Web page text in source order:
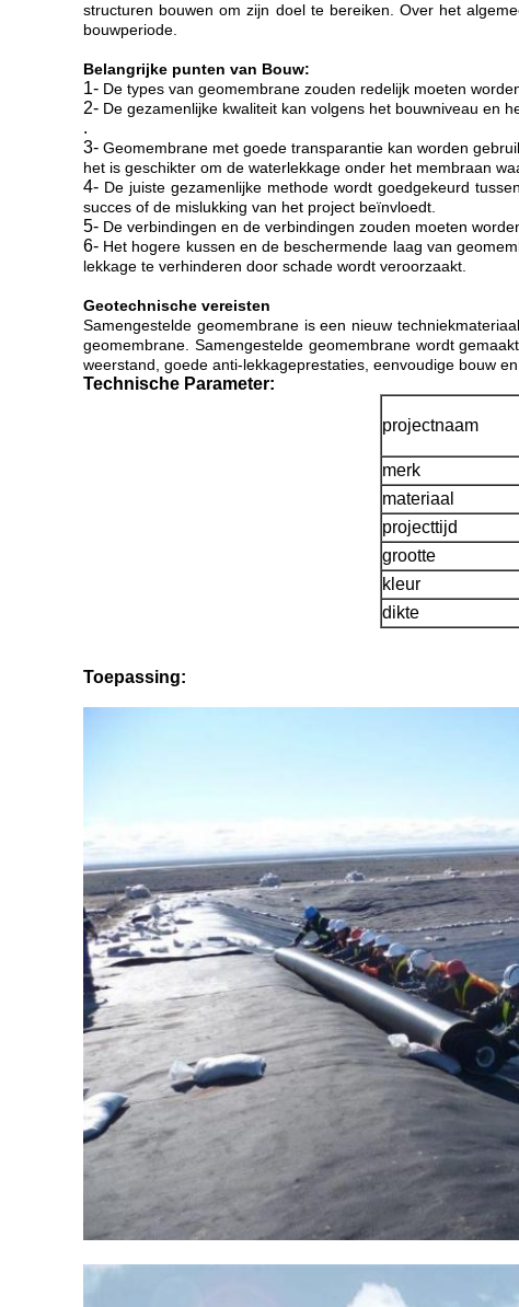
structuren bouwen om zijn doel te bereiken. Over het
bouwperiode.
Belangrijke punten van Bouw:
1- De types van geomembrane zouden redelijk moeten
2- De gezamenlijke kwaliteit kan volgens het bouwniveau en
.
3- Geomembrane met goede transparantie kan worden
het is geschikter om de waterlekkage onder het membraan
4- De juiste gezamenlijke methode wordt goedgekeurd
succes of de mislukking van het project beïnvloedt.
5- De verbindingen en de verbindingen zouden moeten
6- Het hogere kussen en de beschermende laag van
lekkage te verhinderen door schade wordt veroorzaakt.
Geotechnische vereisten
Samengestelde geomembrane is een nieuw
geomembrane. Samengestelde geomembrane wordt
weerstand, goede anti-lekkageprestaties, eenvoudige bouw
Technische Parameter:
projectnaam
merk
materiaal
projecttijd
grootte
kleur
dikte
Toepassing: